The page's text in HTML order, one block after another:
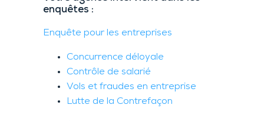
enquêtes :
Enquête pour les entreprises
Concurrence déloyale
Contrôle de salarié
Vols et fraudes en entreprise
Lutte de la Contrefaçon